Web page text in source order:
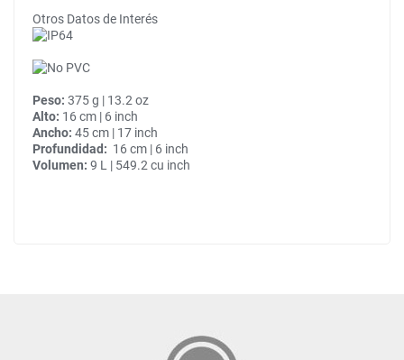
Otros Datos de Interés
Peso: 375 g | 13.2 oz
Alto: 16 cm | 6 inch
Ancho: 45 cm | 17 inch
Profundidad: 16 cm | 6 inch
Volumen: 9 L | 549.2 cu inch